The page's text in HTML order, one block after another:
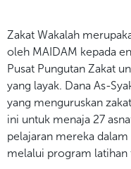
Zakat Wakalah
oleh MAIDAM kepada
Pusat Pungutan Zakat
yang layak. Dana As-
yang menguruskan
ini untuk menaja 27
pelajaran mereka
melalui program latihan